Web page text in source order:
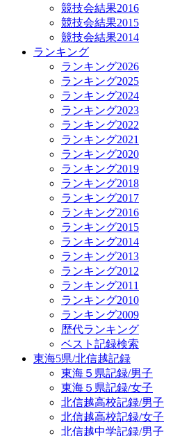
競技会結果2016
競技会結果2015
競技会結果2014
ランキング
ランキング2026
ランキング2025
ランキング2024
ランキング2023
ランキング2022
ランキング2021
ランキング2020
ランキング2019
ランキング2018
ランキング2017
ランキング2016
ランキング2015
ランキング2014
ランキング2013
ランキング2012
ランキング2011
ランキング2010
ランキング2009
歴代ランキング
ベスト記録検索
東海5県/北信越記録
東海５県記録/男子
東海５県記録/女子
北信越高校記録/男子
北信越高校記録/女子
北信越中学記録/男子